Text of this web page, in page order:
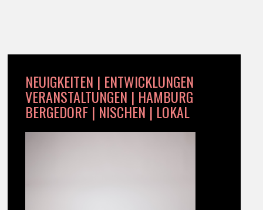
NEUIGKEITEN | ENTWICKLUNGEN
VERANSTALTUNGEN | HAMBURG
BERGEDORF | NISCHEN | LOKAL